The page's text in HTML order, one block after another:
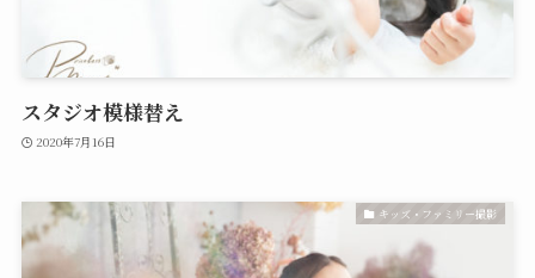
スタジオ模様替え
2020年7月16日
キッズ・ファミリー撮影